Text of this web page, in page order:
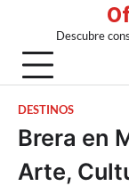
content
Descubre
DESTINOS
Brera en
Arte,